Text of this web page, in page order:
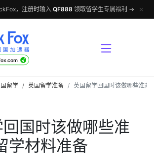
，注册时输入QF888 领取留学生专属福利 → ✕
√
留学 / 英国留学准备 英国留学回国时该做哪些准备
国时该做哪些准
学材料准备